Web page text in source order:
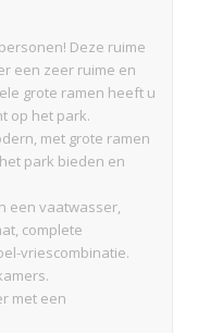
Deze ruime
een zeer ruime en
grote ramen heeft u
op het park.
met grote ramen
park bieden en
een vaatwasser,
complete
vriescombinatie.
met een